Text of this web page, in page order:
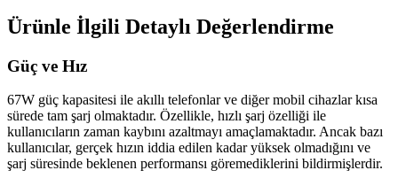
Ürünle İlgili Detaylı Değerlendirme
Güç ve Hız
67W güç kapasitesi ile akıllı telefonlar ve diğer mobil cihazlar kısa
sürede tam şarj olmaktadır. Özellikle, hızlı şarj özelliği ile
kullanıcıların zaman kaybını azaltmayı amaçlamaktadır. Ancak bazı
kullanıcılar, gerçek hızın iddia edilen kadar yüksek olmadığını ve
şarj süresinde beklenen performansı göremediklerini bildirmişlerdir.